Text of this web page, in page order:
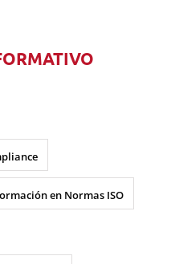
en Normas ISO